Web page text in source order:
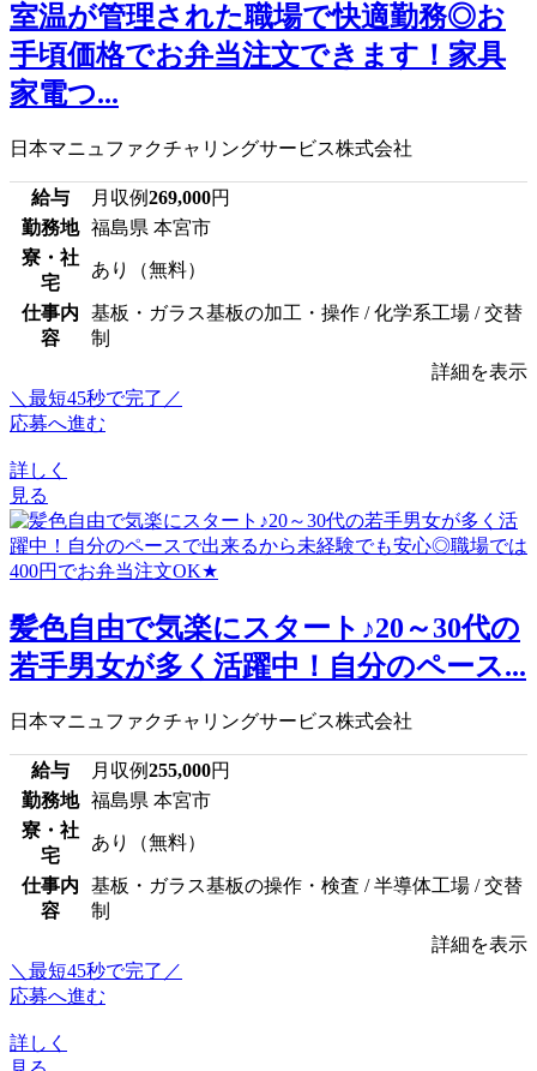
室温が管理された職場で快適勤務◎お
手頃価格でお弁当注文できます！家具
家電つ...
日本マニュファクチャリングサービス株式会社
給与 月収例269,000円
勤務地
福島県 本宮市
寮・社
宅
あり（無料）
仕事内
容
基板・ガラス基板の加工・操作 / 化学系工場 / 交替
制
詳細を表示
＼最短45秒で完了／
応募へ進む
詳しく
見る
髪色自由で気楽にスタート♪20～30代の
若手男女が多く活躍中！自分のペース...
日本マニュファクチャリングサービス株式会社
給与 月収例255,000円
勤務地
福島県 本宮市
寮・社
宅
あり（無料）
仕事内
容
基板・ガラス基板の操作・検査 / 半導体工場 / 交替
制
詳細を表示
＼最短45秒で完了／
応募へ進む
詳しく